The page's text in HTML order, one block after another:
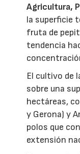
Agricultura,
la superficie
fruta de
tendencia
El cultivo de
sobre una
hectáreas,
y Gerona) y
polos que
extensión